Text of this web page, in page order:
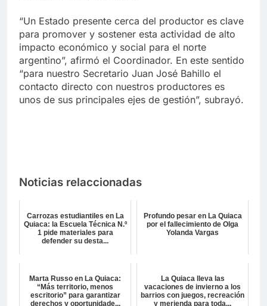
“Un Estado presente cerca del productor es clave
para promover y sostener esta actividad de alto
impacto económico y social para el norte
argentino”, afirmó el Coordinador. En este sentido
“para nuestro Secretario Juan José Bahillo el
contacto directo con nuestros productores es
unos de sus principales ejes de gestión”, subrayó.
Noticias relaccionadas
Carrozas estudiantiles en La
Quiaca: la Escuela Técnica N.º
1 pide materiales para
defender su desta...
Profundo pesar en La Quiaca
por el fallecimiento de Olga
Yolanda Vargas
Marta Russo en La Quiaca:
“Más territorio, menos
escritorio” para garantizar
derechos y oportunidade...
La Quiaca lleva las
vacaciones de invierno a los
barrios con juegos, recreación
y merienda para toda...